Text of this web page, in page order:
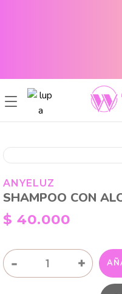
ANYELUZ
SHAMPOO CON
$ 40.000
- +